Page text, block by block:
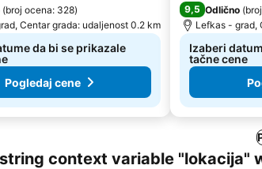
(broj ocena: 328)
Centar grada: udaljenost 0.2 km
da bi se prikazale
Pogledaj cene
9,5 Odlično (
Lefkas - grad,
Izaberi
tačne cene
context variable "lokacija"